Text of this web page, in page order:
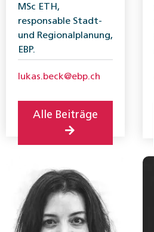
MSc ETH,
responsable Stadt-
und Regional­planung,
EBP.
lukas.beck@ebp.ch
Alle Beiträge